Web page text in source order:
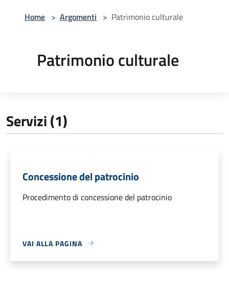
Home > Argomenti > Patrimonio culturale
Patrimonio culturale
Servizi (1)
Concessione del patrocinio
Procedimento di concessione del patrocinio
VAI ALLA PAGINA